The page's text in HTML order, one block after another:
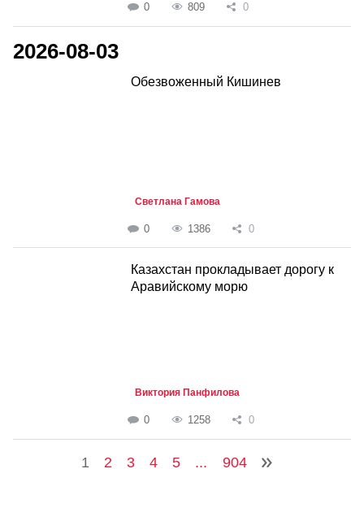
0 809 0
2026-08-03
Обезвоженный Кишинев
Светлана Гамова
0 1386 0
Казахстан прокладывает дорогу к
Аравийскому морю
Виктория Панфилова
0 1258 0
1 2 3 4 5 ... 904